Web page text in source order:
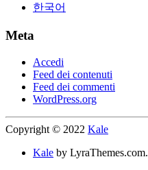
한국어
Meta
Accedi
Feed dei contenuti
Feed dei commenti
WordPress.org
Copyright © 2022 Kale
Kale by LyraThemes.com.